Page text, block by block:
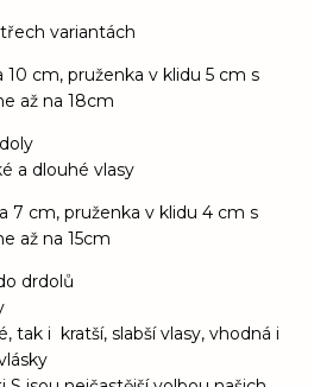
variantách
cm, pruženka v klidu 5 cm s
až na 18cm
a dlouhé vlasy
7 cm, pruženka v klidu 4 cm s
až na 15cm
drdolů
tak i kratší, slabší vlasy, vhodná i